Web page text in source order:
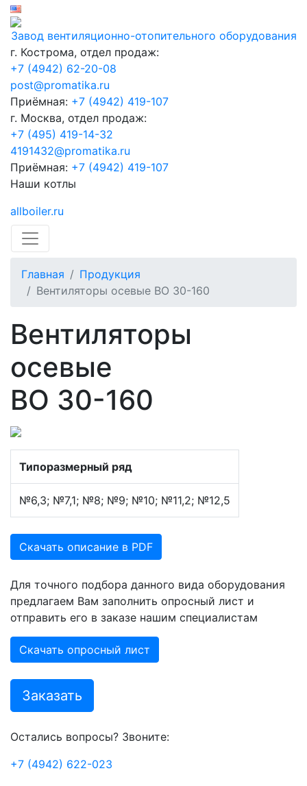
Завод вентиляционно-отопительного оборудования
г. Кострома, отдел продаж:
+7 (4942) 62-20-08
post@promatika.ru
Приёмная: +7 (4942) 419-107
г. Москва, отдел продаж:
+7 (495) 419-14-32
4191432@promatika.ru
Приёмная: +7 (4942) 419-107
Наши котлы
allboiler.ru
Главная
Продукция
Вентиляторы осевые ВО 30-160
Вентиляторы
осевые
ВО 30-160
Типоразмерный ряд
№6,3; №7,1; №8; №9; №10; №11,2; №12,5
Скачать описание в PDF
Для точного подбора данного вида оборудования
предлагаем Вам заполнить опросный лист и
отправить его в заказе нашим специалистам
Скачать опросный лист
Заказать
Остались вопросы? Звоните:
+7 (4942) 622-023